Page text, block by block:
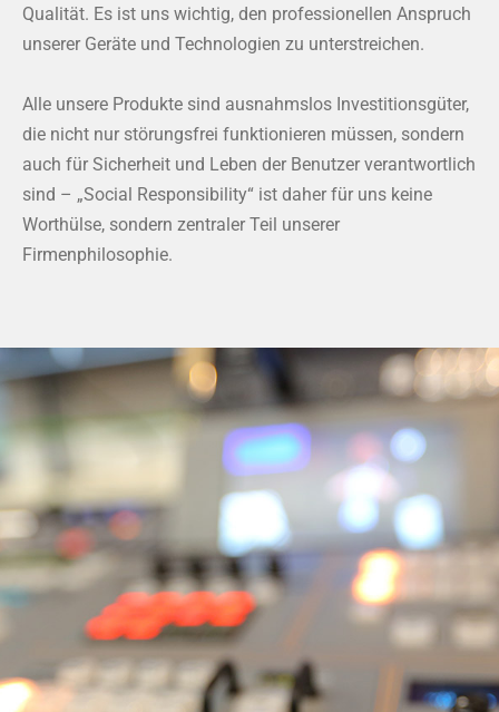
Qualität. Es ist uns wichtig, den professionellen Anspruch
unserer Geräte und Technologien zu unterstreichen.
Alle unsere Produkte sind ausnahmslos Investitionsgüter,
die nicht nur störungsfrei funktionieren müssen, sondern
auch für Sicherheit und Leben der Benutzer verantwortlich
sind – „Social Responsibility“ ist daher für uns keine
Worthülse, sondern zentraler Teil unserer
Firmenphilosophie.